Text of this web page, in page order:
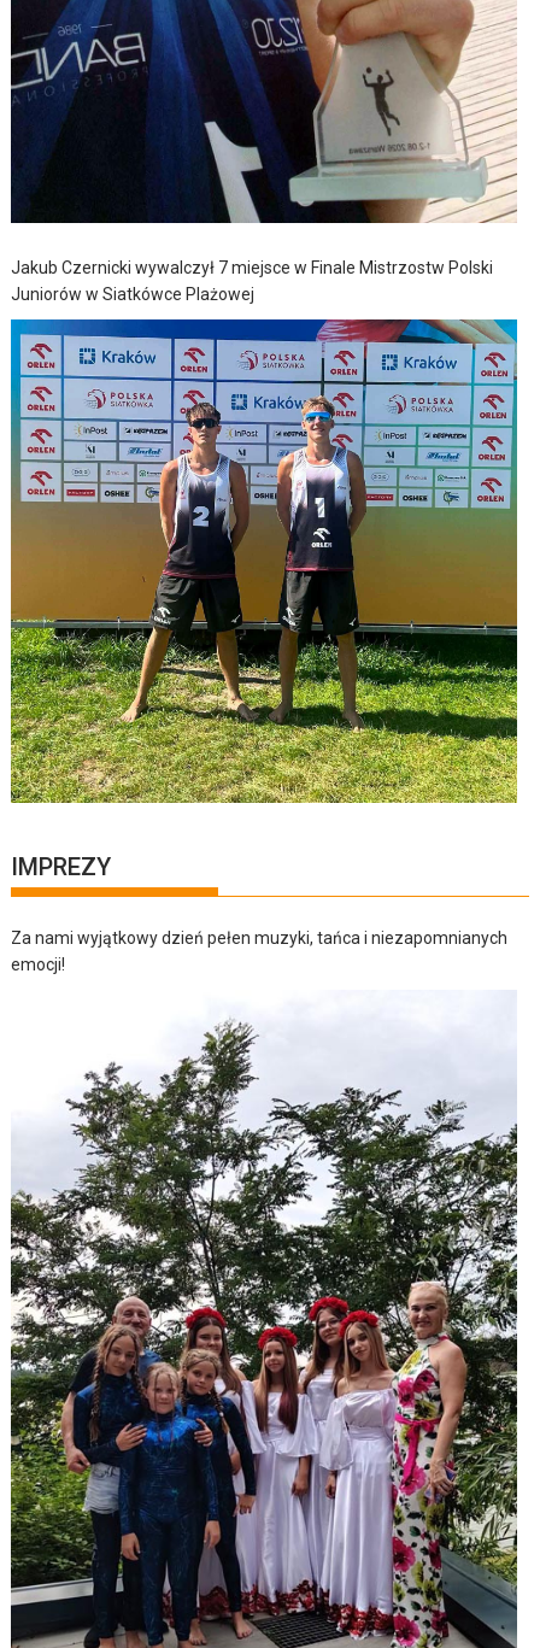
Jakub Czernicki wywalczył 7 miejsce w Finale Mistrzostw Polski
Juniorów w Siatkówce Plażowej
IMPREZY
Za nami wyjątkowy dzień pełen muzyki, tańca i niezapomnianych
emocji!